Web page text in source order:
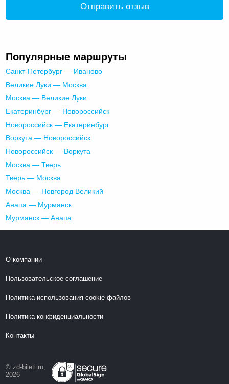
Отправить отзыв
Популярные маршруты
Санкт-Петербург — Иваново
Великие Луки — Москва
Москва — Великие Луки
Екатеринбург — Новороссийск
Новороссийск — Екатеринбург
Воркута — Новороссийск
Новороссийск — Воркута
Москва — Тверь
Тверь — Москва
Москва — Новгород Великий
Анапа — Мурманск
Мурманск — Анапа
О компании
Пользовательское соглашение
Политика использования cookie файлов
Политика конфиденциальности
Контакты
© zd-bileti.ru,
2026